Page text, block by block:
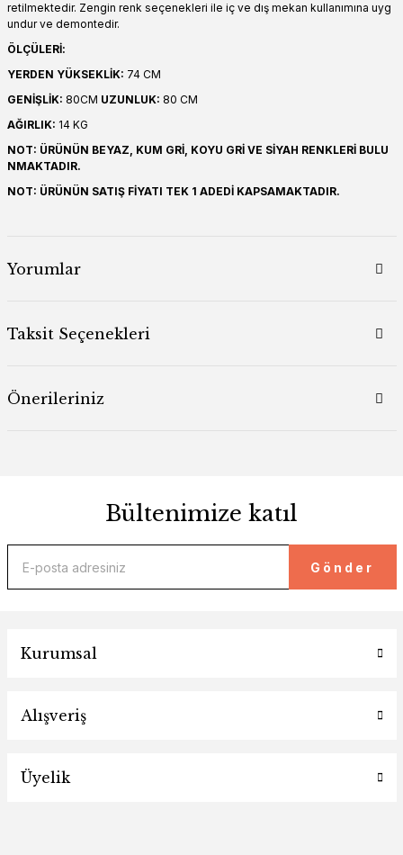
retilmektedir. Zengin renk seçenekleri ile iç ve dış mekan kullanımına uyg
undur ve demontedir.
ÖLÇÜLERİ:
YERDEN YÜKSEKLİK: 74 CM
GENİŞLİK: 80CM UZUNLUK: 80 CM
AĞIRLIK: 14 KG
NOT: ÜRÜNÜN BEYAZ, KUM GRİ, KOYU GRİ VE SİYAH RENKLERİ BULU
NMAKTADIR.
NOT: ÜRÜNÜN SATIŞ FİYATI TEK 1 ADEDİ KAPSAMAKTADIR.
Yorumlar
Taksit Seçenekleri
Önerileriniz
Bültenimize katıl
Gönder
Kurumsal
Alışveriş
Üyelik